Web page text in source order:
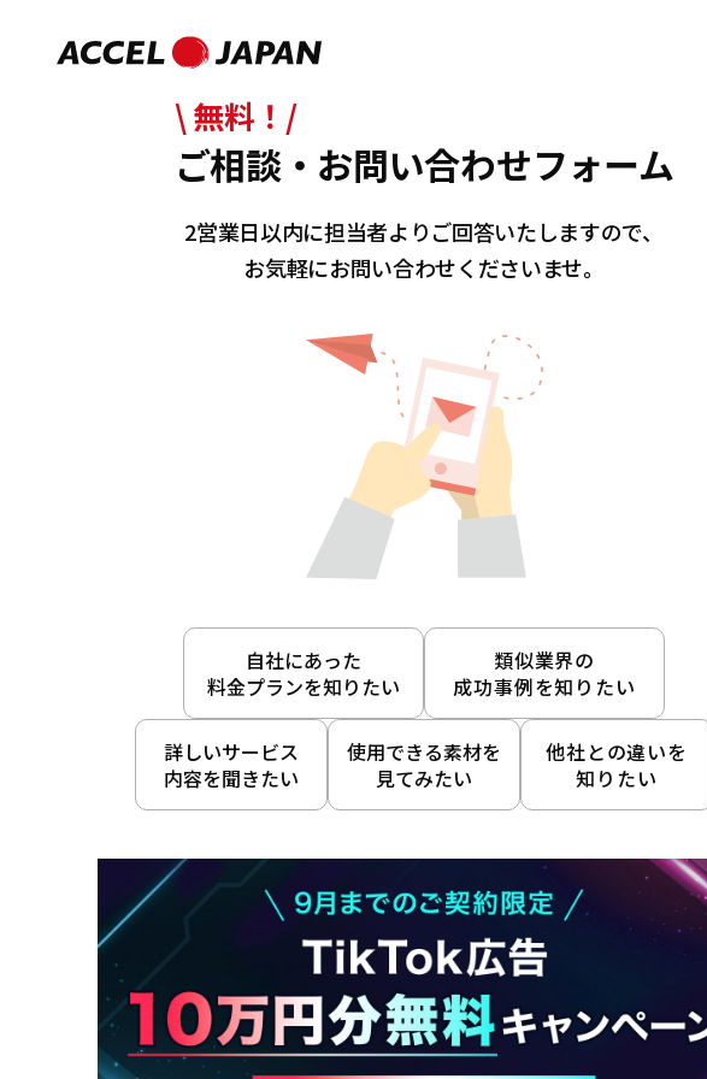
\ 無料！/
ご相談・お問い合わせフォーム
2営業日以内に担当者よりご回答いたしますので、
お気軽にお問い合わせくださいませ。
自社にあった
料金プランを知りたい
類似業界の
成功事例を知りたい
詳しいサービス
内容を聞きたい
使用できる素材を
見てみたい
他社との違いを
知りたい